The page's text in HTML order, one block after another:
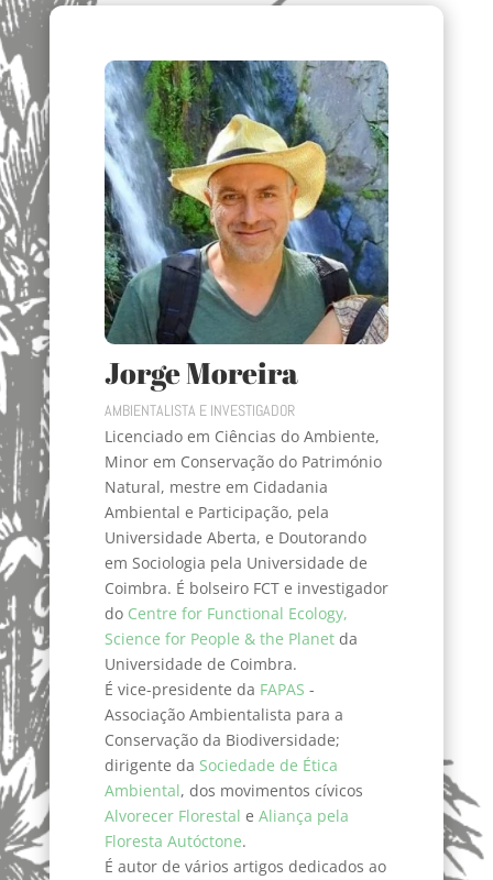
Jorge Moreira
AMBIENTALISTA E INVESTIGADOR
Licenciado em Ciências do Ambiente,
Minor em Conservação do Património
Natural, mestre em Cidadania
Ambiental e Participação, pela
Universidade Aberta, e Doutorando
em Sociologia pela Universidade de
Coimbra. É bolseiro FCT e investigador
do Centre for Functional Ecology,
Science for People & the Planetda
Universidade de Coimbra.
É vice-presidente da FAPAS -
Associação Ambientalista para a
Conservação da Biodiversidade;
dirigente da Sociedade de Ética
Ambiental, dos movimentos cívicos
Alvorecer Florestal e Aliança pela
Floresta Autóctone.
É autor de vários artigos dedicados ao